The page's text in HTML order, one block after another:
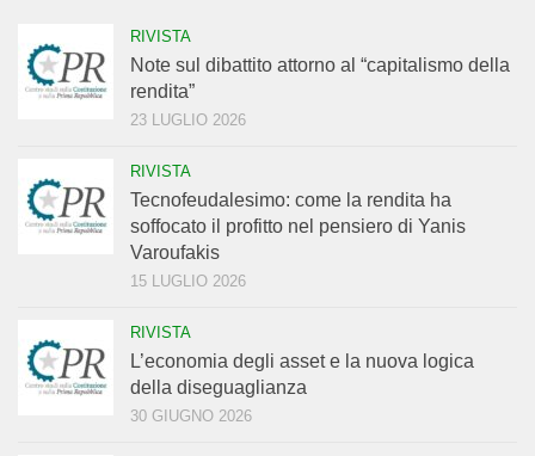
RIVISTA
Note sul dibattito attorno al “capitalismo della
rendita”
23 LUGLIO 2026
RIVISTA
Tecnofeudalesimo: come la rendita ha
soffocato il profitto nel pensiero di Yanis
Varoufakis
15 LUGLIO 2026
RIVISTA
L’economia degli asset e la nuova logica
della diseguaglianza
30 GIUGNO 2026